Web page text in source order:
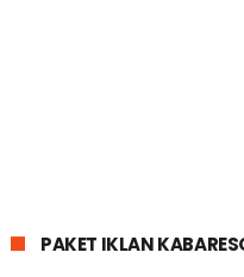
PAKET IKLAN